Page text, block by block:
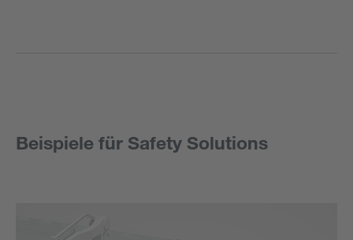
Beispiele für Safety Solutions